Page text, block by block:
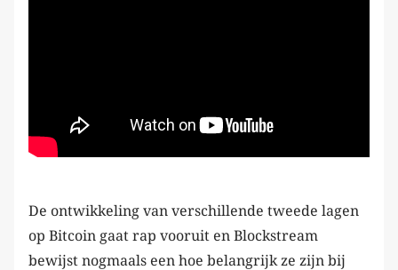
De ontwikkeling van verschillende tweede lagen
op Bitcoin gaat rap vooruit en Blockstream
bewijst nogmaals een hoe belangrijk ze zijn bij